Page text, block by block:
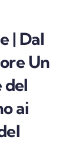
| Dal
Un
del
ai